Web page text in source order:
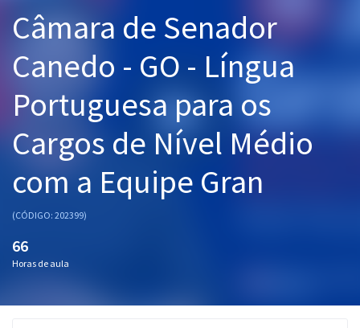
Cursos 20% OFF
Graduação
OAB
Mentorias
Questões grátis
Blog
Câmara de Senador
Canedo - GO - Língua
Portuguesa para os
Cargos de Nível Médio
com a Equipe Gran
(CÓDIGO: 202399)
66
Horas de aula